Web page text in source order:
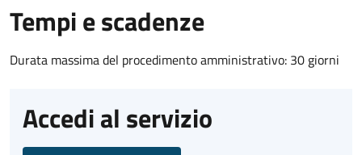
Tempi e scadenze
Durata massima del procedimento amministrativo: 30 giorni
Accedi al servizio